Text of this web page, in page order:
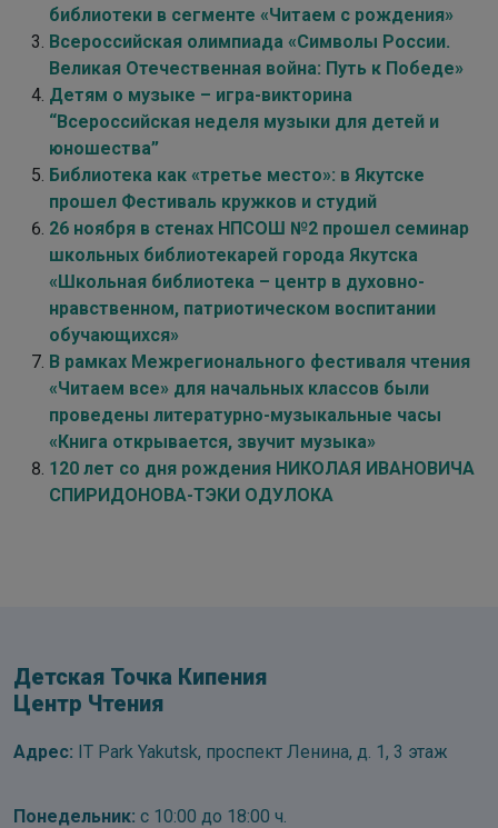
библиотеки в сегменте «Читаем с рождения»
Всероссийская олимпиада «Символы России.
Великая Отечественная война: Путь к Победе»
Детям о музыке – игра-викторина
“Всероссийская неделя музыки для детей и
юношества”
Библиотека как «третье место»: в Якутске
прошел Фестиваль кружков и студий
26 ноября в стенах НПСОШ №2 прошел семинар
школьных библиотекарей города Якутска
«Школьная библиотека – центр в духовно-
нравственном, патриотическом воспитании
обучающихся»
В рамках Межрегионального фестиваля чтения
«Читаем все» для начальных классов были
проведены литературно-музыкальные часы
«Книга открывается, звучит музыка»
120 лет со дня рождения НИКОЛАЯ ИВАНОВИЧА
СПИРИДОНОВА-ТЭКИ ОДУЛОКА
Детская Точка Кипения
Центр Чтения
Адрес: IT Park Yakutsk, проспект Ленина, д. 1, 3 этаж
Понедельник: с 10:00 до 18:00 ч.